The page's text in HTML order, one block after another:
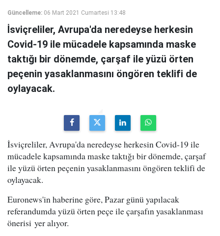
Güncelleme: 06 Mart 2021 Cumartesi 13:48
İsviçreliler, Avrupa'da neredeyse herkesin
Covid-19 ile mücadele kapsamında maske
taktığı bir dönemde, çarşaf ile yüzü örten
peçenin yasaklanmasını öngören teklifi de
oylayacak.
İsviçreliler, Avrupa'da neredeyse herkesin Covid-19 ile
mücadele kapsamında maske taktığı bir dönemde, çarşaf
ile yüzü örten peçenin yasaklanmasını öngören teklifi de
oylayacak.
Euronews'in haberine göre, Pazar günü yapılacak
referandumda yüzü örten peçe ile çarşafın yasaklanması
önerisi yer alıyor.